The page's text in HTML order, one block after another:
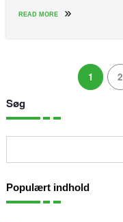
READ MORE
Indlægsinddeling
1 2
Søg
Populært indhold